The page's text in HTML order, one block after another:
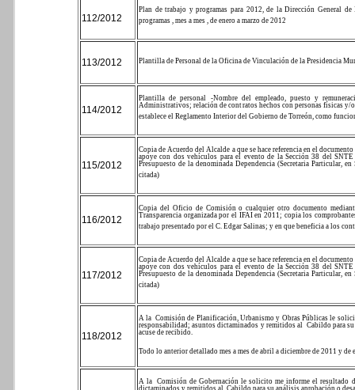
112/2012
Plan de trabajo y programas para 2012, de la Dirección General de
programas , mes a mes , de enero a marzo de 2012
113/2012 Plantilla de Personal de la Oficina de Vinculación de la Presidencia
114/2012
Plantilla de personal -Nombre del empleado, puesto y
Administrativos; relación de contratos hechos con personas físicas y/
establece el Reglamento Interior del Gobierno de Torreón, como
115/2012
Copia de Acuerdo del Alcalde a que se hace referencia en el
apoye con dos vehículos para el evento de la Sección 38 del
Presupuesto de la denominada Dependencia (Secretaria Particular,
citada)
116/2012
Copia del Oficio de Comisión o cualquier otro documento
Transparencia organizada por el IFAI en 2011; copia los
trabajo presentado por el C. Edgar Salinas; y en que beneficia a los
117/2012
Copia de Acuerdo del Alcalde a que se hace referencia en el
apoye con dos vehículos para el evento de la Sección 38 del
Presupuesto de la denominada Dependencia (Secretaria Particular,
citada)
118/2012
A la Comisión de Planificación, Urbanismo y Obras Públicas le
responsabilidad; asuntos dictaminados y remitidos al Cabildo para
acuse de recibido.
Todo lo anterior detallado mes a mes de abril a diciembre de 2011 y de
A la
Comisión de Gobernación le solicito me informe el resultado
dictaminados y remitidos al Cabildo para su análisis aprobación o